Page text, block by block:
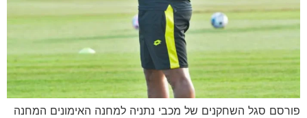
פורסם סגל השחקנים של מכבי נתניה למחנה האימונים המחנה